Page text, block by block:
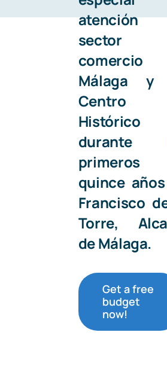
sector
comercio
Málaga y
Centro
Histórico
durante
primeros
quince
Francisco
Torre,
de Málaga.
Get a free
budget
now!